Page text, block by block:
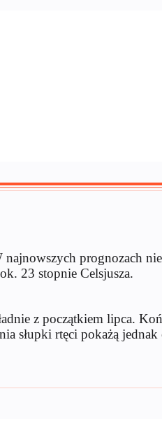
prognozach
23 stopnie Celsjusza.
z początkiem lipca.
słupki rtęci pokażą